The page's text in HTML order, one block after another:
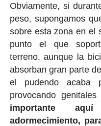
Obviamente, si
peso, supongamos
sobre esta zona en el
punto el que
terreno, aunque la
absorban gran parte
el pudendo acaba
provocando
importante
adormecimiento,